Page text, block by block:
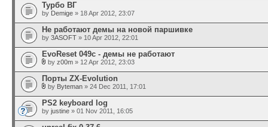
Турбо ВГ
by Demige » 18 Apr 2012, 23:07
Не работают демы на новой паршивке
by 3ASOFT » 10 Apr 2012, 22:01
EvoReset 049c - демы не работают
by z00m » 12 Apr 2012, 23:03
Порты ZX-Evolution
by Byteman » 24 Dec 2011, 17:01
PS2 keyboard log
by justine » 01 Nov 2011, 16:05